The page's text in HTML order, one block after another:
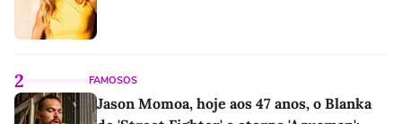
2 FAMOSOS
Jason Momoa, hoje aos 47 anos, o Blanka